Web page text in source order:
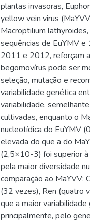
plantas invasoras,
yellow vein virus
Macroptilium
sequências de EuYMV
2011 e 2012, reforçam
begomovírus pode ser
seleção, mutação e
variabilidade genética
variabilidade,
cultivadas, enquanto o
nucleotídica do EuYMV
elevada do que a do
(2,5×10-3) foi superior
pela maior diversidade
comparação ao MaYVV:
(32 vezes), Ren (quatro
que a maior
principalmente, pelo